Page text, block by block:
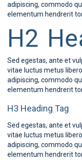
adipiscing, commodo
elementum hendrerit
H2
Sed egestas, ante et
vitae luctus metus
adipiscing, commodo
elementum hendrerit
H3 Heading Tag
Sed egestas, ante et
vitae luctus metus
adipiscing, commodo
elementum hendrerit